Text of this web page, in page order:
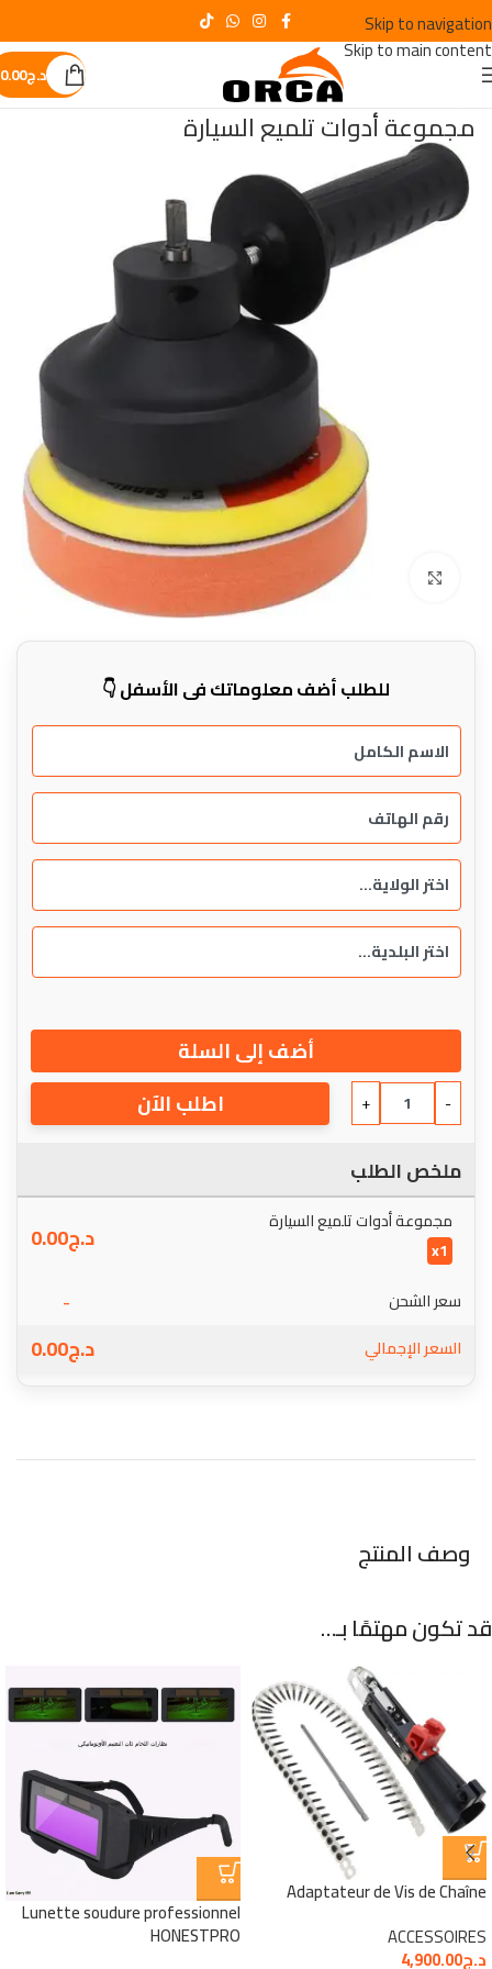
Skip to navigation
Skip to main content
د.ج0.00
ACCESSOIRES
مجموعة أدوات تلميع السيارة
Click to enlarge
للطلب أضف معلوماتك في الأسفل 👇
أضف إلى السلة
-
+ اطلب الآن
ملخص الطلب
مجموعة أدوات تلميع السيارة
x1
د.ج0.00
سعر الشحن -
السعر الإجمالي د.ج0.00
وصف المنتج
قد تكون مهتمًا بـ…
Adaptateur de Vis de Chaîne
ACCESSOIRES
د.ج4,900.00
Lunette soudure professionnel
HONESTPRO